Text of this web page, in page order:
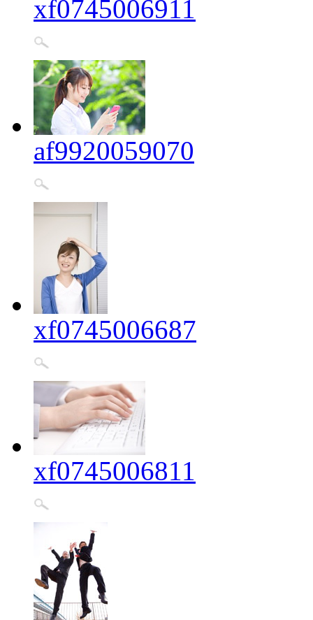
xf0745006911
af9920059070
xf0745006687
xf0745006811